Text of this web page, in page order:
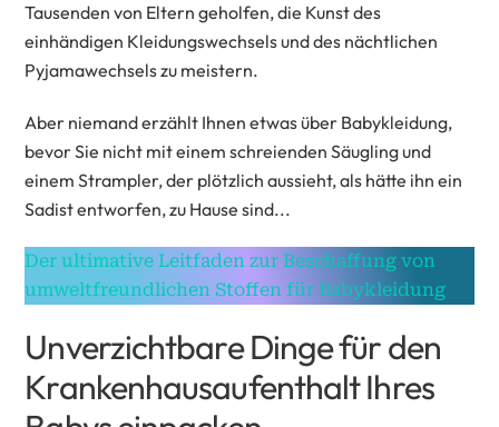
Tausenden von Eltern geholfen, die Kunst des
einhändigen Kleidungswechsels und des nächtlichen
Pyjamawechsels zu meistern.
Aber niemand erzählt Ihnen etwas über Babykleidung,
bevor Sie nicht mit einem schreienden Säugling und
einem Strampler, der plötzlich aussieht, als hätte ihn ein
Sadist entworfen, zu Hause sind...
Der ultimative Leitfaden zur Beschaffung von
umweltfreundlichen Stoffen für Babykleidung
Unverzichtbare Dinge für den
Krankenhausaufenthalt Ihres